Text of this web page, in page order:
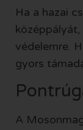
Ha a hazai
védelemre.
gyors
A